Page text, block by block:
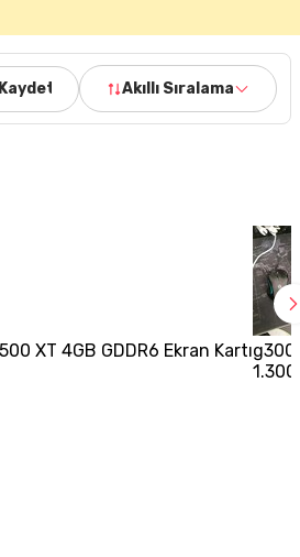
Akıllı Sıralama
XT 4GB GDDR6 Ekran Kartı